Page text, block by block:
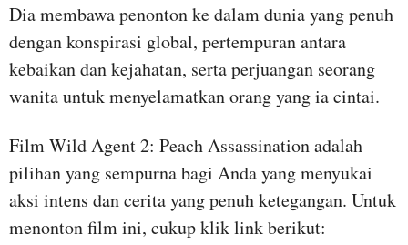
Dia membawa penonton ke dalam dunia yang penuh
dengan konspirasi global, pertempuran antara
kebaikan dan kejahatan, serta perjuangan seorang
wanita untuk menyelamatkan orang yang ia cintai.
Film Wild Agent 2: Peach Assassination adalah
pilihan yang sempurna bagi Anda yang menyukai
aksi intens dan cerita yang penuh ketegangan. Untuk
menonton film ini, cukup klik link berikut: